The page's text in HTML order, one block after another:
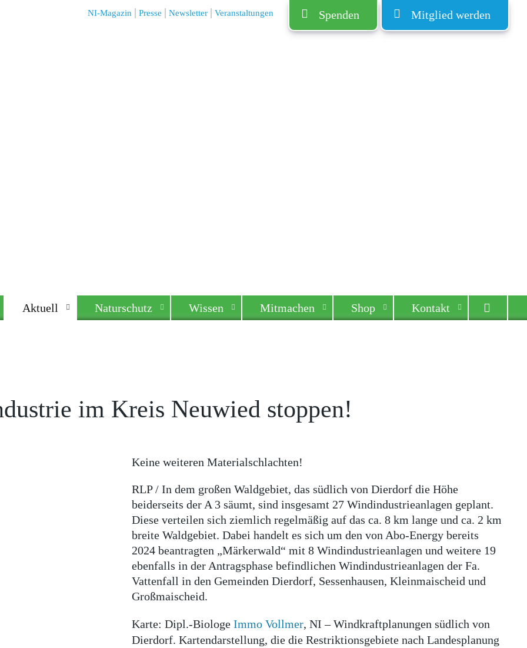
im Kreis Neuwied stoppen!
Keine weiteren Materialschlachten!
RLP / In dem großen Waldgebiet, das südlich von Dierdorf die Höhe
beiderseits der A 3 säumt, sind insgesamt 27 Windindustrieanlagen geplant.
Diese verteilen sich ziemlich regelmäßig auf das ca. 8 km lange und ca. 2 km
breite Waldgebiet. Dabei handelt es sich um den von Abo-Energy bereits
2024 beantragten „Märkerwald“ mit 8 Windindustrieanlagen und weitere 19
ebenfalls in der Antragsphase befindlichen Windindustrieanlagen der Fa.
Vattenfall in den Gemeinden Dierdorf, Sessenhausen, Kleinmaischeid und
Großmaischeid.
Karte: Dipl.-Biologe Immo Vollmer, NI – Windkraftplanungen südlich von
Dierdorf. Kartendarstellung, die die Restriktionsgebiete nach Landesplanung
NI-Magazin Presse Newsletter Veranstaltungen Spenden Mitglied werden
Aktuell Naturschutz Wissen Mitmachen Shop Kontakt